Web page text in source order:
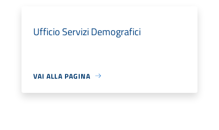
Ufficio Servizi Demografici
VAI ALLA PAGINA